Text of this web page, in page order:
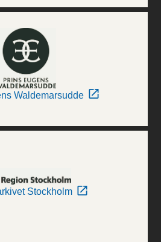
Waldemarsudde
Stockholm